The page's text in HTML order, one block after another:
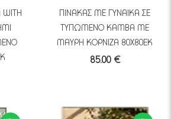
ΠΙΝΑΚΑΣ ΜΕ ΓΥΝΑΙΚΑ ΣΕ
ΤΥΠΩΜΕΝΟ ΚΑΜΒΑ ΜΕ
ΜΑΥΡΗ ΚΟΡΝΙΖΑ 80Χ80ΕΚ
85.00 €